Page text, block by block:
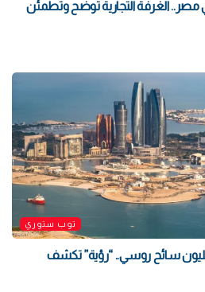
البن في مصر.. الغرفة التجارية توضح وتطمئن
توب ستوري
سائح روسي.. “رؤية” تكشف